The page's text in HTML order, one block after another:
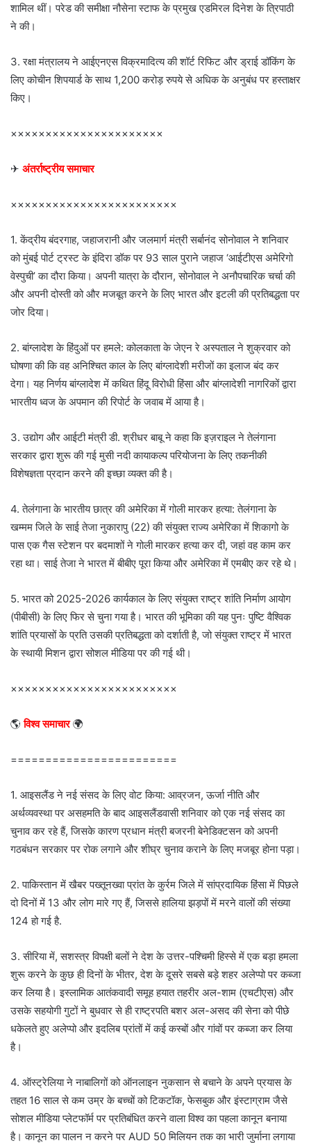
शामिल थीं। परेड की समीक्षा नौसेना स्टाफ के प्रमुख एडमिरल दिनेश के त्रिपाठी
ने की।
3. रक्षा मंत्रालय ने आईएनएस विक्रमादित्य की शॉर्ट रिफिट और ड्राई डॉकिंग के
लिए कोचीन शिपयार्ड के साथ 1,200 करोड़ रुपये से अधिक के अनुबंध पर हस्ताक्षर
किए।
××××××××××××××××××××××
✈ अंतर्राष्ट्रीय समाचार
××××××××××××××××××××××××
1. केंद्रीय बंदरगाह, जहाजरानी और जलमार्ग मंत्री सर्बानंद सोनोवाल ने शनिवार
को मुंबई पोर्ट ट्रस्ट के इंदिरा डॉक पर 93 साल पुराने जहाज ‘आईटीएस अमेरिगो
वेस्पुची’ का दौरा किया। अपनी यात्रा के दौरान, सोनोवाल ने अनौपचारिक चर्चा की
और अपनी दोस्ती को और मजबूत करने के लिए भारत और इटली की प्रतिबद्धता पर
जोर दिया।
2. बांग्लादेश के हिंदुओं पर हमले: कोलकाता के जेएन रे अस्पताल ने शुक्रवार को
घोषणा की कि वह अनिश्चित काल के लिए बांग्लादेशी मरीजों का इलाज बंद कर
देगा। यह निर्णय बांग्लादेश में कथित हिंदू विरोधी हिंसा और बांग्लादेशी नागरिकों द्वारा
भारतीय ध्वज के अपमान की रिपोर्ट के जवाब में आया है।
3. उद्योग और आईटी मंत्री डी. श्रीधर बाबू ने कहा कि इज़राइल ने तेलंगाना
सरकार द्वारा शुरू की गई मुसी नदी कायाकल्प परियोजना के लिए तकनीकी
विशेषज्ञता प्रदान करने की इच्छा व्यक्त की है।
4. तेलंगाना के भारतीय छात्र की अमेरिका में गोली मारकर हत्या: तेलंगाना के
खम्मम जिले के साई तेजा नुकारापु (22) की संयुक्त राज्य अमेरिका में शिकागो के
पास एक गैस स्टेशन पर बदमाशों ने गोली मारकर हत्या कर दी, जहां वह काम कर
रहा था। साई तेजा ने भारत में बीबीए पूरा किया और अमेरिका में एमबीए कर रहे थे।
5. भारत को 2025-2026 कार्यकाल के लिए संयुक्त राष्ट्र शांति निर्माण आयोग
(पीबीसी) के लिए फिर से चुना गया है। भारत की भूमिका की यह पुनः पुष्टि वैश्विक
शांति प्रयासों के प्रति उसकी प्रतिबद्धता को दर्शाती है, जो संयुक्त राष्ट्र में भारत
के स्थायी मिशन द्वारा सोशल मीडिया पर की गई थी।
××××××××××××××××××××××××
🌎विश्व समाचार 🌍
========================
1. आइसलैंड ने नई संसद के लिए वोट किया: आव्रजन, ऊर्जा नीति और
अर्थव्यवस्था पर असहमति के बाद आइसलैंडवासी शनिवार को एक नई संसद का
चुनाव कर रहे हैं, जिसके कारण प्रधान मंत्री बजरनी बेनेडिक्टसन को अपनी
गठबंधन सरकार पर रोक लगाने और शीघ्र चुनाव कराने के लिए मजबूर होना पड़ा।
2. पाकिस्तान में खैबर पख्तूनख्वा प्रांत के कुर्रम जिले में सांप्रदायिक हिंसा में पिछले
दो दिनों में 13 और लोग मारे गए हैं, जिससे हालिया झड़पों में मरने वालों की संख्या
124 हो गई है.
3. सीरिया में, सशस्त्र विपक्षी बलों ने देश के उत्तर-पश्चिमी हिस्से में एक बड़ा हमला
शुरू करने के कुछ ही दिनों के भीतर, देश के दूसरे सबसे बड़े शहर अलेप्पो पर कब्जा
कर लिया है। इस्लामिक आतंकवादी समूह हयात तहरीर अल-शाम (एचटीएस) और
उसके सहयोगी गुटों ने बुधवार से ही राष्ट्रपति बशर अल-असद की सेना को पीछे
धकेलते हुए अलेप्पो और इदलिब प्रांतों में कई कस्बों और गांवों पर कब्जा कर लिया
है।
4. ऑस्ट्रेलिया ने नाबालिगों को ऑनलाइन नुकसान से बचाने के अपने प्रयास के
तहत 16 साल से कम उम्र के बच्चों को टिकटॉक, फेसबुक और इंस्टाग्राम जैसे
सोशल मीडिया प्लेटफॉर्म पर प्रतिबंधित करने वाला विश्व का पहला कानून बनाया
है। कानून का पालन न करने पर AUD 50 मिलियन तक का भारी जुर्माना लगाया